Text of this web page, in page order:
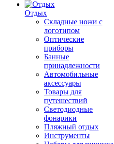
Отдых
Складные ножи с
логотипом
Оптические
приборы
Банные
принадлежности
Автомобильные
аксессуары
Товары для
путешествий
Светодиодные
фонарики
Пляжный отдых
Инструменты